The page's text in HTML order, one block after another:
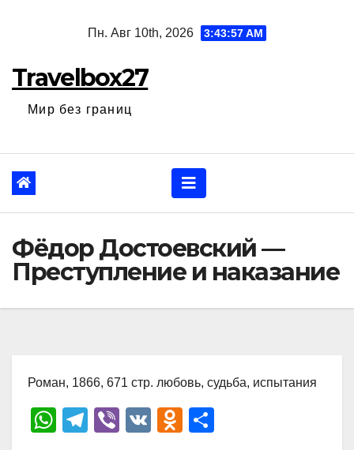
Пн. Авг 10th, 2026 3:43:58 AM
Travelbox27
Мир без границ
Фёдор Достоевский —
Преступление и наказание
Роман, 1866, 671 стр. любовь, судьба, испытания
W
T
Vi
V
O